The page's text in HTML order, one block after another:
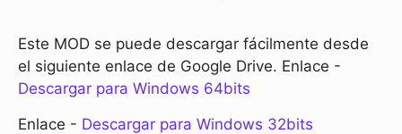
Este MOD se puede descargar fácilmente desde
el siguiente enlace de Google Drive. Enlace -
Descargar para Windows 64bits
Enlace - Descargar para Windows 32bits